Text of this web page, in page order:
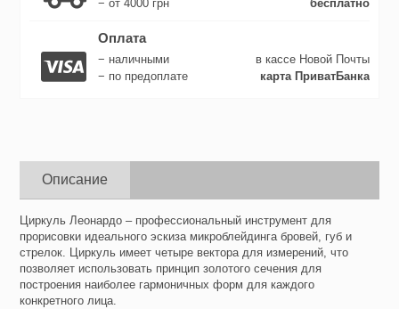
− от 4000 грн
бесплатно
Оплата
− наличными
в кассе Новой Почты
− по предоплате
карта ПриватБанка
Описание
Циркуль Леонардо – профессиональный инструмент для
прорисовки идеального эскиза микроблейдинга бровей, губ и
стрелок. Циркуль имеет четыре вектора для измерений, что
позволяет использовать принцип золотого сечения для
построения наиболее гармоничных форм для каждого
конкретного лица.